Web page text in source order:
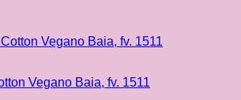
Vegano Baia, fv. 1511